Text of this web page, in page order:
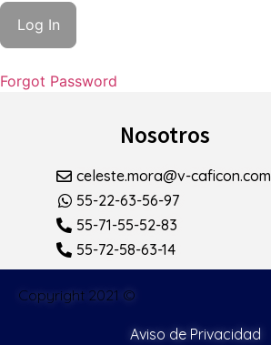
Forgot Password
Nosotros
celeste.mora@v-caficon.com
55-22-63-56-97
55-71-55-52-83
55-72-58-63-14
Copyright 2021 ©
Aviso de Privacidad